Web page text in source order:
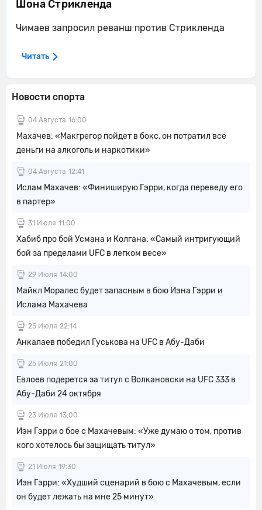
Новости спорта
04 Августа 16:00
Махачев: «Макгрегор пойдет в бокс, он потратил все
деньги на алкоголь и наркотики»
04 Августа 12:41
Ислам Махачев: «Финиширую Гэрри, когда переведу его
в партер»
31 Июля 11:00
Хабиб про бой Усмана и Колгана: «Самый интригующий
бой за пределами UFC в легком весе»
29 Июля 14:00
Майкл Моралес будет запасным в бою Иэна Гэрри и
Ислама Махачева
25 Июля 22:14
Анкалаев победил Гуськова на UFC в Абу-Даби
25 Июля 21:00
Евлоев подерется за титул с Волкановски на UFC 333 в
Абу-Даби 24 октября
23 Июля 13:00
Иэн Гэрри о бое с Махачевым: «Уже думаю о том, против
кого хотелось бы защищать титул»
21 Июля 19:30
Иэн Гэрри: «Худший сценарий в бою с Махачевым, если
он будет лежать на мне 25 минут»
Шона Стрикленда
Чимаев запросил реванш против Стрикленда
Читать